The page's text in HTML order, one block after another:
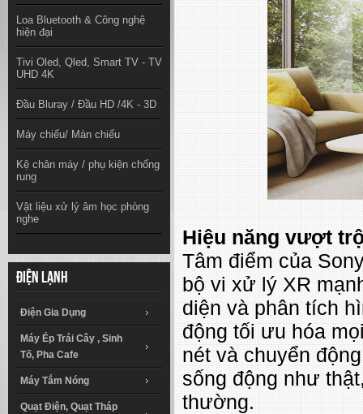
Loa Bluetooth & Công nghệ
hiện đại
Tivi Oled, Qled, Smart TV - TV
UHD 4K
Đầu Bluray / Đầu HD /4K - 3D
Máy chiếu/ Màn chiếu
Kệ chân máy / phụ kiện chống
rung
Vật liệu xử lý âm học phòng
nghe
Điện lạnh
Điện Gia Dụng
Máy Ép Trái Cây , Sinh
Tố, Pha Cafe
Máy Tắm Nóng
Quạt Điện, Quạt Tháp
Hiệu năng vượt
Tâm điểm của
bộ vi xử lý XR
diện và phân tích
động tối ưu hóa
nét và chuyển
sống động như
thường.